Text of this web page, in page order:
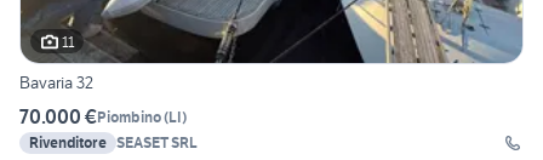
11
Bavaria 32
70.000 €Piombino(LI)
Rivenditore SEASET SRL